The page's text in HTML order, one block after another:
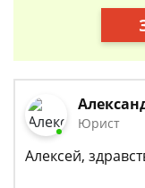
Юрист
Алексей,